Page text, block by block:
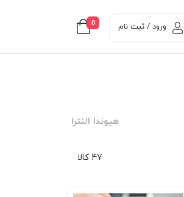
0 ورود / ثبت نام
هيوندا النترا
47 کالا